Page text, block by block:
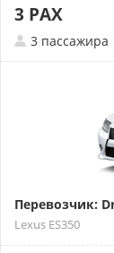
3 PAX
3 пассажира
Перевозчик:
Lexus ES350